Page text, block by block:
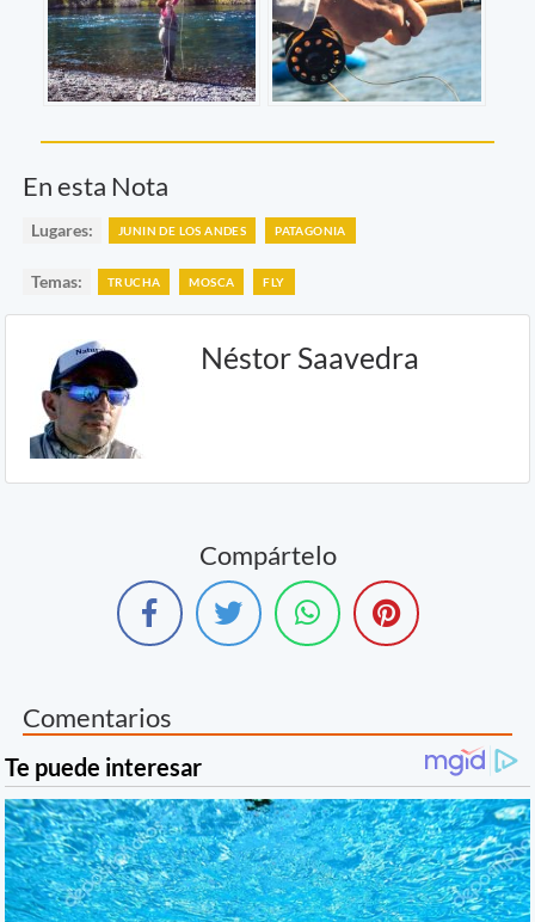
En esta Nota
Lugares: JUNIN DE LOS ANDES PATAGONIA
Temas: TRUCHA MOSCA FLY
Néstor Saavedra
Compártelo
Comentarios